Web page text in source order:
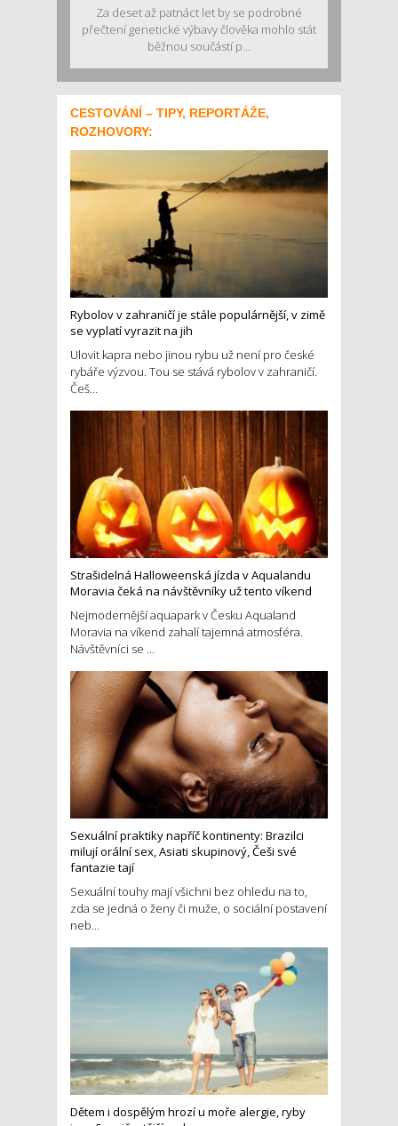
Za deset až patnáct let by se podrobné
přečtení genetické výbavy člověka mohlo stát
běžnou součástí p...
CESTOVÁNÍ – TIPY, REPORTÁŽE,
ROZHOVORY:
Rybolov v zahraničí je stále populárnější, v zimě
se vyplatí vyrazit na jih
Ulovit kapra nebo jinou rybu už není pro české
rybáře výzvou. Tou se stává rybolov v zahraničí.
Češ...
Strašidelná Halloweenská jízda v Aqualandu
Moravia čeká na návštěvníky už tento víkend
Nejmodernější aquapark v Česku Aqualand
Moravia na víkend zahalí tajemná atmosféra.
Návštěvníci se ...
Sexuální praktiky napříč kontinenty: Brazilci
milují orální sex, Asiati skupinový, Češi své
fantazie tají
Sexuální touhy mají všichni bez ohledu na to,
zda se jedná o ženy či muže, o sociální postavení
neb...
Dětem i dospělým hrozí u moře alergie, ryby